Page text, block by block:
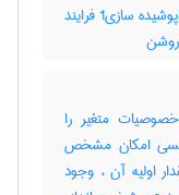
پوشیده خوانی داده ها ، پوشیده خوانی ، واپوشیده سازی1 فرایند
متغیر را
امکان مشخص
اولیه آن ، وجود